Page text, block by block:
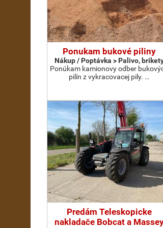
Ponukam bukové piliny
Nákup / Poptávka > Palivo,
Ponúkam kamionovy odber
pilín z vykracovacej pily. …
Predám Teleskopicke
nakladače Bobcat a